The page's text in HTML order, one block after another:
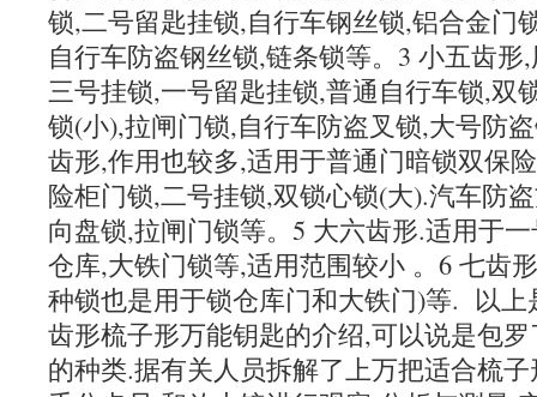
锁,二号留匙挂锁,自行车钢丝锁,铝合金门
自行车防盗钢丝锁,链条锁等。3 小五齿
三号挂锁,一号留匙挂锁,普通自行车锁,双
锁(小),拉闸门锁,自行车防盗叉锁,大号防
齿形,作用也较多,适用于普通门暗锁双保
险柜门锁,二号挂锁,双锁心锁(大).汽车防
向盘锁,拉闸门锁等。5 大六齿形.适用于
仓库,大铁门锁等,适用范围较小 。6 七齿
种锁也是用于锁仓库门和大铁门)等. 以上
齿形梳子形万能钥匙的介绍,可以说是包
的种类.据有关人员拆解了上万把适合梳